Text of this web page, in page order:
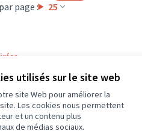
utilisés sur le site web
site Web pour améliorer la
Les cookies nous permettent
et un contenu plus
de médias sociaux.
page : 25